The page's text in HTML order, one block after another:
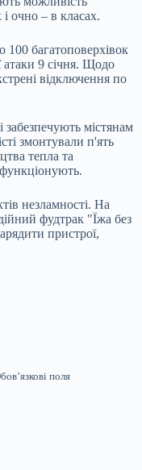
очно – в класах.
100 багатоповерхівок
атаки 9 січня. Щодо
відключення по
містянам
змонтували п'ять
тепла та
незламності. На
фудтрак "Їжа без
пристрої,
поля